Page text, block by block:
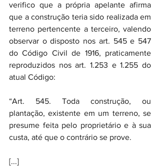
verifico que a própria apelante afirma
que a construção teria sido realizada em
terreno pertencente a terceiro, valendo
observar o disposto nos art. 545 e 547
do Código Civil de 1916, praticamente
reproduzidos nos art. 1.253 e 1.255 do
atual Código:
“Art. 545. Toda construção, ou
plantação, existente em um terreno, se
presume feita pelo proprietário e à sua
custa, até que o contrário se prove.
[...]